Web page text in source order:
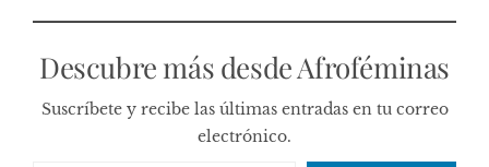
Descubre más desde Afroféminas
Suscríbete y recibe las últimas entradas en tu correo
electrónico.